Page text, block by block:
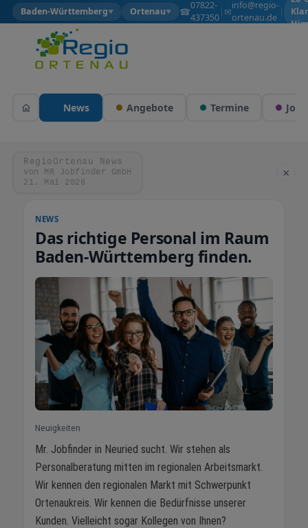
Baden-Württemberg▼ Ortenau▼ ☎07822-
437350
| ✉info@regio-
ortenau.de
|
News Angebote Termine Jobs
RegioOrtenau News
von MR Jobfinder GmbH
21. Mai 2026
×
NEWS
Das richtige Personal im Raum
Baden-Württemberg finden.
Neuigkeiten
Mr. Jobfinder in Neuried sucht. Wir stehen als
Personalberatung mitten im regionalen Arbeitsmarkt.
Wir kennen den regionalen Markt mit Schwerpunkt
Ortenaukreis. Wir kennen die Bedürfnisse unserer
Kunden. Vielleicht sogar Kollegen von Ihnen?